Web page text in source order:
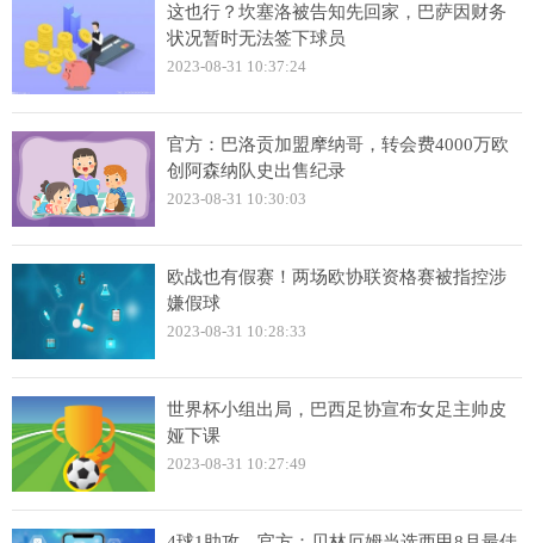
这也行？坎塞洛被告知先回家，巴萨因财务
状况暂时无法签下球员
2023-08-31 10:37:24
官方：巴洛贡加盟摩纳哥，转会费4000万欧
创阿森纳队史出售纪录
2023-08-31 10:30:03
欧战也有假赛！两场欧协联资格赛被指控涉
嫌假球
2023-08-31 10:28:33
世界杯小组出局，巴西足协宣布女足主帅皮
娅下课
2023-08-31 10:27:49